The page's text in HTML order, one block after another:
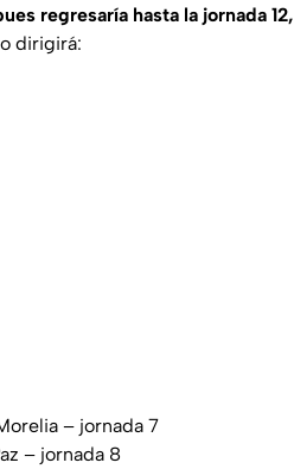
regresaría hasta la jornada 12,
dirigirá:
– jornada 7
– jornada 8